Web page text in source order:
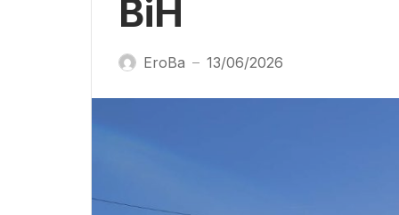
BiH
EroBa — 13/06/2026